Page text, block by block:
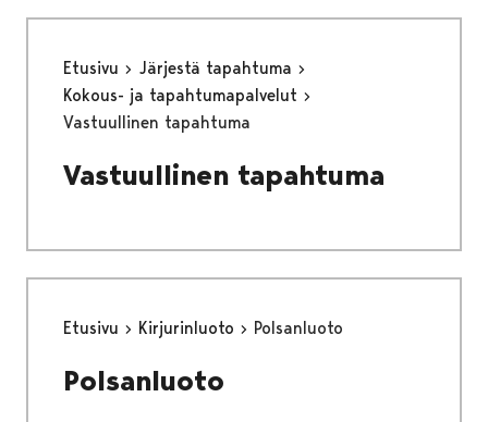
Etusivu
Järjestä tapahtuma
Kokous- ja tapahtumapalvelut
Vastuullinen tapahtuma
Vastuullinen tapahtuma
Etusivu Kirjurinluoto Polsanluoto
Polsanluoto